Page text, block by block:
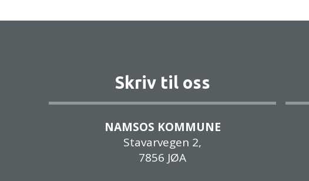
Skriv til oss
NAMSOS KOMMUNE
Stavarvegen 2,
7856 JØA